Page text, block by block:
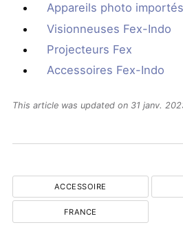
Appareils photo importés
Visionneuses Fex-Indo
Projecteurs Fex
Accessoires Fex-Indo
This article was updated on 31 janv.
ACCESSOIRE
FRANCE